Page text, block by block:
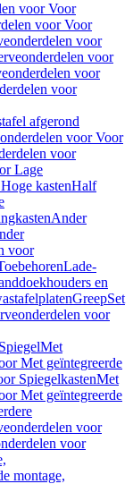
voor Voor
voor Voor
voor
voor
voor
voor
afgerond
voor Voor
voor
Lage
kastenHalf
Ander
voor
Lade-
en
GreepSet
voor
Met
Met geïntegreerde
SpiegelkastenMet
Met geïntegreerde
voor
voor
montage,